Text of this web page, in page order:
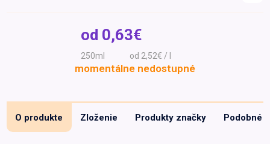
Darčekové
poukazy
Recepty
Drogéria a kozmetika
Domáci miláčikovia
od 0,63€
250ml od 2,52€ / l
momentálne nedostupné
O produkte Zloženie Produkty značky Podobné